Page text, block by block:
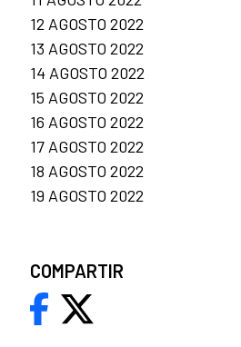
12 AGOSTO 2022
13 AGOSTO 2022
14 AGOSTO 2022
15 AGOSTO 2022
16 AGOSTO 2022
17 AGOSTO 2022
18 AGOSTO 2022
19 AGOSTO 2022
COMPARTIR